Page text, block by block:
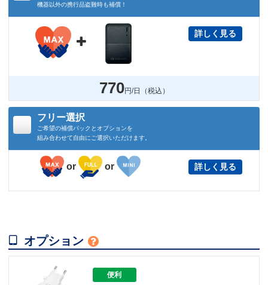
機器以外の携行品盗難時も補償！

詳しく見る
770円/日（税込）
フリー選択
ご希望の補償パックとオプションを
組み合わせて自由にご選択いただけます。
or or 詳しく見る
 オプション 
便利